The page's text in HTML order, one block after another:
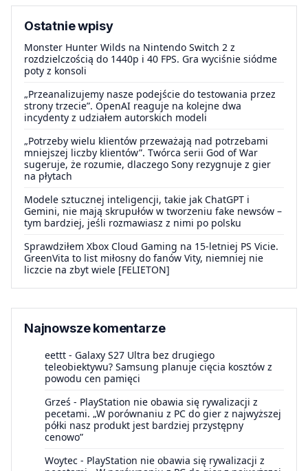
Ostatnie wpisy
Monster Hunter Wilds na Nintendo Switch 2 z
rozdzielczością do 1440p i 40 FPS. Gra wyciśnie siódme
poty z konsoli
„Przeanalizujemy nasze podejście do testowania przez
strony trzecie”. OpenAI reaguje na kolejne dwa
incydenty z udziałem autorskich modeli
„Potrzeby wielu klientów przeważają nad potrzebami
mniejszej liczby klientów”. Twórca serii God of War
sugeruje, że rozumie, dlaczego Sony rezygnuje z gier
na płytach
Modele sztucznej inteligencji, takie jak ChatGPT i
Gemini, nie mają skrupułów w tworzeniu fake newsów –
tym bardziej, jeśli rozmawiasz z nimi po polsku
Sprawdziłem Xbox Cloud Gaming na 15-letniej PS Vicie.
GreenVita to list miłosny do fanów Vity, niemniej nie
liczcie na zbyt wiele [FELIETON]
Najnowsze komentarze
eettt - Galaxy S27 Ultra bez drugiego
teleobiektywu? Samsung planuje cięcia kosztów z
powodu cen pamięci
Grześ - PlayStation nie obawia się rywalizacji z
pecetami. „W porównaniu z PC do gier z najwyższej
półki nasz produkt jest bardziej przystępny
cenowo”
Woytec - PlayStation nie obawia się rywalizacji z